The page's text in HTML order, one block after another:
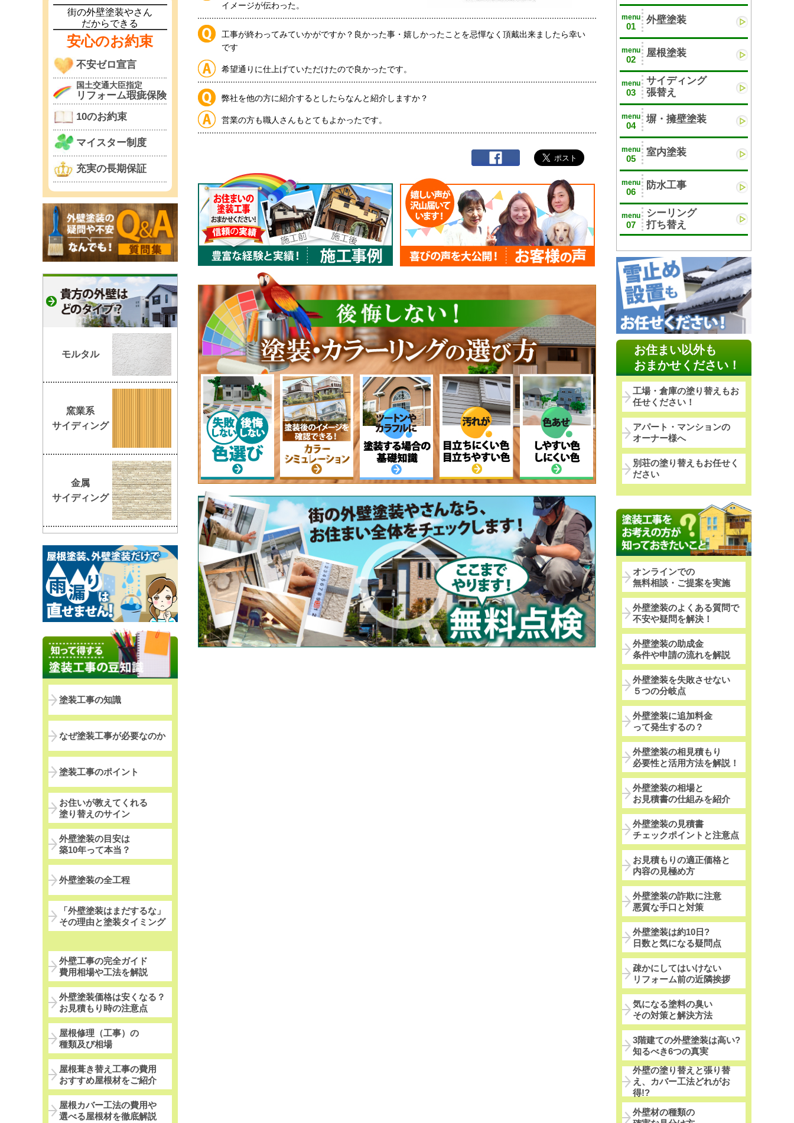
イメージが伝わった。
工事が終わってみていかがですか？良かった事・嬉しかったことを忌憚なく頂戴出来ましたら幸い
です
希望通りに仕上げていただけたので良かったです。
弊社を他の方に紹介するとしたらなんと紹介しますか？
営業の方も職人さんもとてもよかったです。
menu
01
外壁塗装
menu
02
屋根塗装
menu
03
サイディング
張替え
menu
04
塀・擁壁塗装
menu
05
室内塗装
menu
06
防水工事
menu
07
シーリング
打ち替え
お住まい以外も
おまかせください！
工場・倉庫の塗り替えもお
任せください！
アパート・マンションの
オーナー様へ
別荘の塗り替えもお任せく
ださい
オンラインでの
無料相談・ご提案を実施
外壁塗装のよくある質問で
不安や疑問を解決！
外壁塗装の助成金
条件や申請の流れを解説
外壁塗装を失敗させない
５つの分岐点
外壁塗装に追加料金
って発生するの？
外壁塗装の相見積もり
必要性と活用方法を解説！
外壁塗装の相場と
お見積書の仕組みを紹介
外壁塗装の見積書
チェックポイントと注意点
お見積もりの適正価格と
内容の見極め方
外壁塗装の詐欺に注意
悪質な手口と対策
外壁塗装は約10日?
日数と気になる疑問点
疎かにしてはいけない
リフォーム前の近隣挨拶
気になる塗料の臭い
その対策と解決方法
3階建ての外壁塗装は高い?
知るべき6つの真実
外壁の塗り替えと張り替
え、カバー工法どれがお
得!?
外壁材の種類の
街の外壁塗装やさん
だからできる
安心のお約束
不安ゼロ宣言
国土交通大臣指定
リフォーム瑕疵保険
10のお約束
マイスター制度
充実の長期保証
モルタル
窯業系
サイディング
金属
サイディング
塗装工事の知識
なぜ塗装工事が必要なのか
塗装工事のポイント
お住いが教えてくれる
塗り替えのサイン
外壁塗装の目安は
築10年って本当？
外壁塗装の全工程
「外壁塗装はまだするな」
その理由と塗装タイミング
外壁工事の完全ガイド
費用相場や工法を解説
外壁塗装価格は安くなる？
お見積もり時の注意点
屋根修理（工事）の
種類及び相場
屋根葺き替え工事の費用
おすすめ屋根材をご紹介
屋根カバー工法の費用や
選べる屋根材を徹底解説